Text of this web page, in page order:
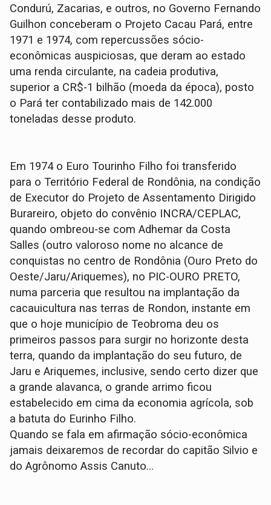
Condurú, Zacarias, e outros, no Governo Fernando
Guilhon conceberam o Projeto Cacau Pará, entre
1971 e 1974, com repercussões sócio-
econômicas auspiciosas, que deram ao estado
uma renda circulante, na cadeia produtiva,
superior a CR$-1 bilhão (moeda da época), posto
o Pará ter contabilizado mais de 142.000
toneladas desse produto.
Em 1974 o Euro Tourinho Filho foi transferido
para o Território Federal de Rondônia, na condição
de Executor do Projeto de Assentamento Dirigido
Burareiro, objeto do convênio INCRA/CEPLAC,
quando ombreou-se com Adhemar da Costa
Salles (outro valoroso nome no alcance de
conquistas no centro de Rondônia (Ouro Preto do
Oeste/Jaru/Ariquemes), no PIC-OURO PRETO,
numa parceria que resultou na implantação da
cacauicultura nas terras de Rondon, instante em
que o hoje município de Teobroma deu os
primeiros passos para surgir no horizonte desta
terra, quando da implantação do seu futuro, de
Jaru e Ariquemes, inclusive, sendo certo dizer que
a grande alavanca, o grande arrimo ficou
estabelecido em cima da economia agrícola, sob
a batuta do Eurinho Filho.
Quando se fala em afirmação sócio-econômica
jamais deixaremos de recordar do capitão Silvio e
do Agrônomo Assis Canuto...